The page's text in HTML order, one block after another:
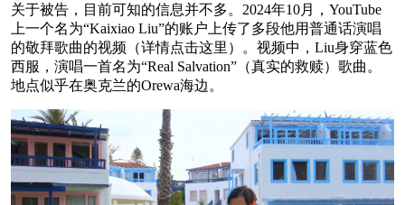
关于被告，目前可知的信息并不多。2024年10月，YouTube
上一个名为“Kaixiao Liu”的账户上传了多段他用普通话演唱
的敬拜歌曲的视频（详情点击这里）。视频中，Liu身穿蓝色
西服，演唱一首名为“Real Salvation”（真实的救赎）歌曲。
地点似乎在奥克兰的Orewa海边。